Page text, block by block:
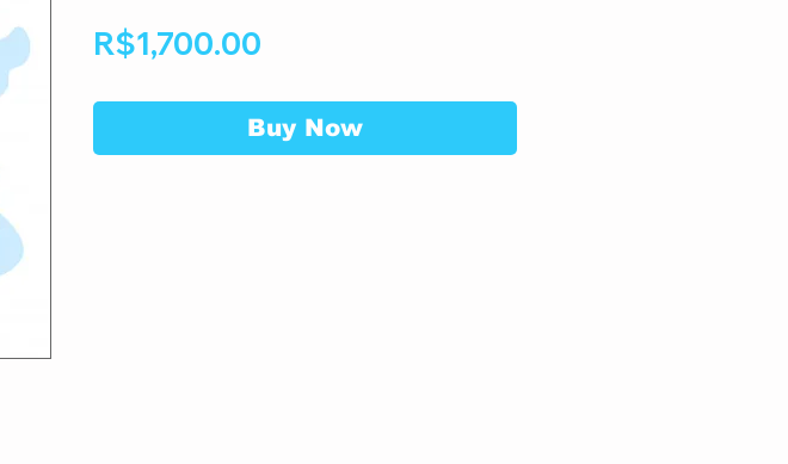
R$1,700.00
Buy Now